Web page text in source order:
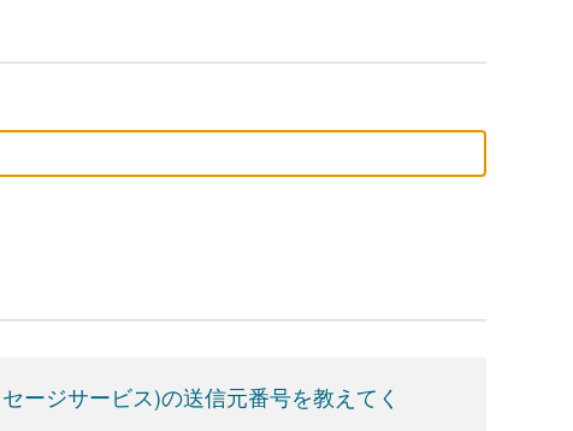
ージサービス)の送信元番号を教えてく